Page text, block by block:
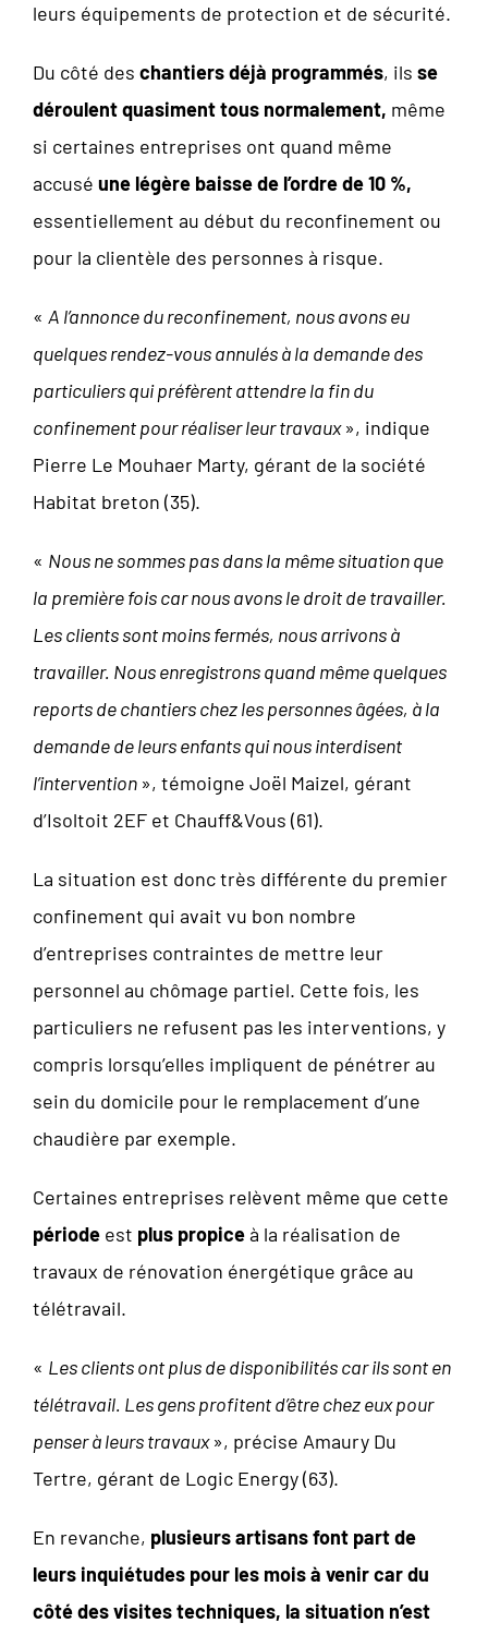
leurs équipements de protection et de sécurité.
Du côté des chantiers déjà programmés, ils se
déroulent quasiment tous normalement, même
si certaines entreprises ont quand même
accusé une légère baisse de l’ordre de 10 %,
essentiellement au début du reconfinement ou
pour la clientèle des personnes à risque.
« A l’annonce du reconfinement, nous avons eu
quelques rendez-vous annulés à la demande des
particuliers qui préfèrent attendre la fin du
confinement pour réaliser leur travaux», indique
Pierre Le Mouhaer Marty, gérant de la société
Habitat breton (35).
« Nous ne sommes pas dans la même situation que
la première fois car nous avons le droit de travailler.
Les clients sont moins fermés, nous arrivons à
travailler. Nous enregistrons quand même quelques
reports de chantiers chez les personnes âgées, à la
demande de leurs enfants qui nous interdisent
l’intervention », témoigne Joël Maizel, gérant
d’Isoltoit 2EF et Chauff&Vous (61).
La situation est donc très différente du premier
confinement qui avait vu bon nombre
d’entreprises contraintes de mettre leur
personnel au chômage partiel. Cette fois, les
particuliers ne refusent pas les interventions, y
compris lorsqu’elles impliquent de pénétrer au
sein du domicile pour le remplacement d’une
chaudière par exemple.
Certaines entreprises relèvent même que cette
période est plus propiceà la réalisation de
travaux de rénovation énergétique grâce au
télétravail.
« Les clients ont plus de disponibilités car ils sont en
télétravail. Les gens profitent d’être chez eux pour
penser à leurs travaux», précise Amaury Du
Tertre, gérant de Logic Energy (63).
En revanche, plusieurs artisans font part de
leurs inquiétudes pour les mois à venir car du
côté des visites techniques, la situation n’est